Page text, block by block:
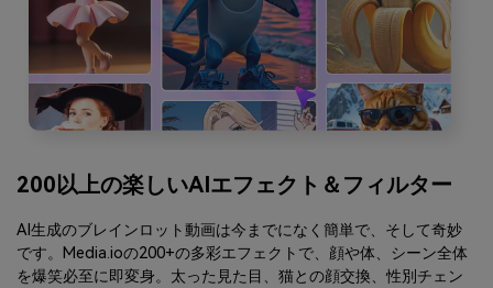
200以上の楽しいAIエフェクト＆フィルター
AI生成のブレインロット動画は今までになく簡単で、そして奇妙
です。Media.ioの200+の多彩エフェクトで、顔や体、シーン全体
を爆笑必至に即変身。太った見た目、猫との顔交換、性別チェン